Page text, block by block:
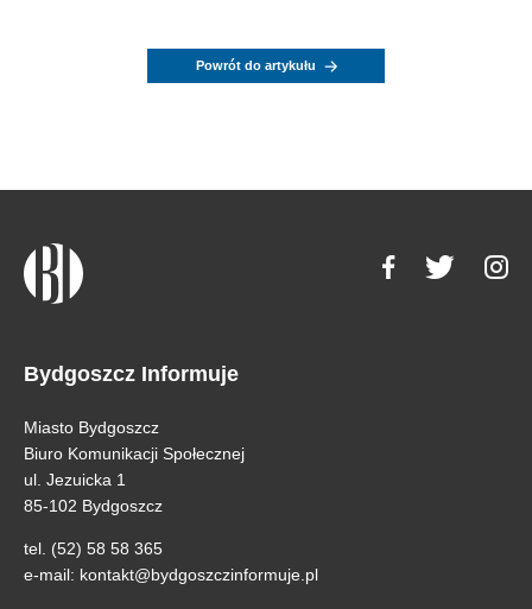
Powrót do artykułu
Bydgoszcz Informuje
Miasto Bydgoszcz
Biuro Komunikacji Społecznej
ul. Jezuicka 1
85-102 Bydgoszcz
tel. (52) 58 58 365
e-mail: kontakt@bydgoszczinformuje.pl